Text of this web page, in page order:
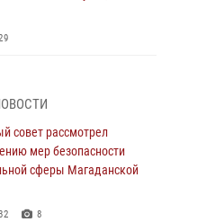
с победой в «Зарнице 2.0»
8
Росгвардии в
подозреваемый в
совет рассмотрел
мер безопасности
сферы Магаданской
8